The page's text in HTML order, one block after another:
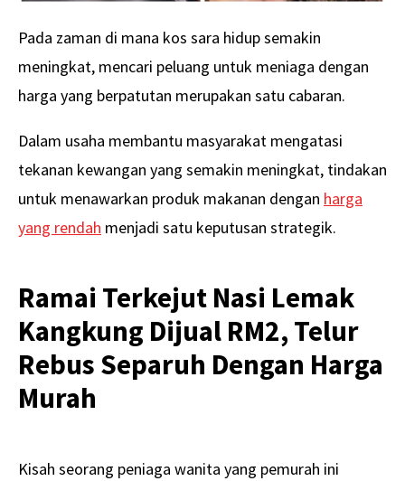
Pada zaman di mana kos sara hidup semakin
meningkat, mencari peluang untuk meniaga dengan
harga yang berpatutan merupakan satu cabaran.
Dalam usaha membantu masyarakat mengatasi
tekanan kewangan yang semakin meningkat, tindakan
untuk menawarkan produk makanan dengan harga
yang rendah menjadi satu keputusan strategik.
Ramai Terkejut Nasi Lemak
Kangkung Dijual RM2, Telur
Rebus Separuh Dengan Harga
Murah
Kisah seorang peniaga wanita yang pemurah ini